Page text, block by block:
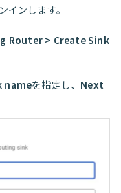
ンします。
Router > Create Sink
nameを指定し、 Next